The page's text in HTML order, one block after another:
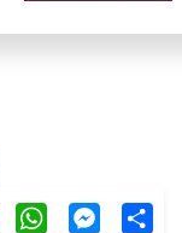
LinkedIn WhatsAppMessenger